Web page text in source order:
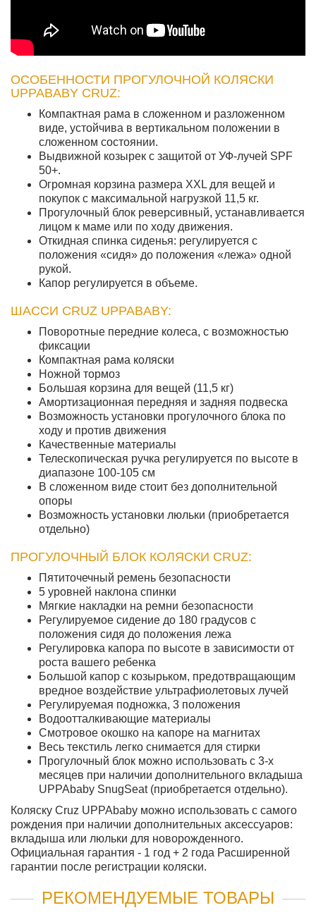
ОСОБЕННОСТИ ПРОГУЛОЧНОЙ КОЛЯСКИ
UPPABABY CRUZ:
Компактная рама в сложенном и разложенном
виде, устойчива в вертикальном положении в
сложенном состоянии.
Выдвижной козырек с защитой от УФ-лучей SPF
50+.
Огромная корзина размера XXL для вещей и
покупок c максимальной нагрузкой 11,5 кг.
Прогулочный блок реверсивный, устанавливается
лицом к маме или по ходу движения.
Откидная спинка сиденья: регулируется с
положения «сидя» до положения «лежа» одной
рукой.
Капор регулируется в объеме.
ШАССИ CRUZ UPPABABY:
Поворотные передние колеса, с возможностью
фиксации
Компактная рама коляски
Ножной тормоз
Большая корзина для вещей (11,5 кг)
Амортизационная передняя и задняя подвеска
Возможность установки прогулочного блока по
ходу и против движения
Качественные материалы
Телескопическая ручка регулируется по высоте в
диапазоне 100-105 см
В сложенном виде стоит без дополнительной
опоры
Возможность установки люльки (приобретается
отдельно)
ПРОГУЛОЧНЫЙ БЛОК КОЛЯСКИ CRUZ:
Пятиточечный ремень безопасности
5 уровней наклона спинки
Мягкие накладки на ремни безопасности
Регулируемое сидение до 180 градусов с
положения сидя до положения лежа
Регулировка капора по высоте в зависимости от
роста вашего ребенка
Большой капор с козырьком, предотвращающим
вредное воздействие ультрафиолетовых лучей
Регулируемая подножка, 3 положения
Водоотталкивающие материалы
Смотровое окошко на капоре на магнитах
Весь текстиль легко снимается для стирки
Прогулочный блок можно использовать с 3-х
месяцев при наличии дополнительного вкладыша
UPPAbaby SnugSeat (приобретается отдельно).
Коляску Cruz UPPAbaby можно использовать с самого
рождения при наличии дополнительных аксессуаров:
вкладыша или люльки для новорожденного.
Официальная гарантия - 1 год + 2 года Расширенной
гарантии после регистрации коляски.
РЕКОМЕНДУЕМЫЕ ТОВАРЫ